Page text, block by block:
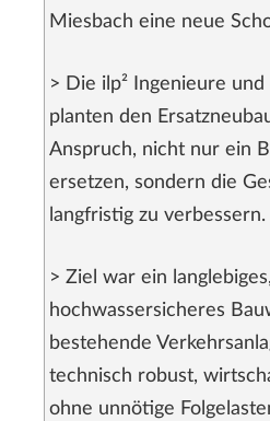
Miesbach eine neue
> Die ilp² Ingenieure
planten den
Anspruch, nicht nur ein
ersetzen, sondern die
langfristig zu verbessern.
> Ziel war ein langlebiges,
hochwassersicheres
bestehende
technisch robust,
ohne unnötige